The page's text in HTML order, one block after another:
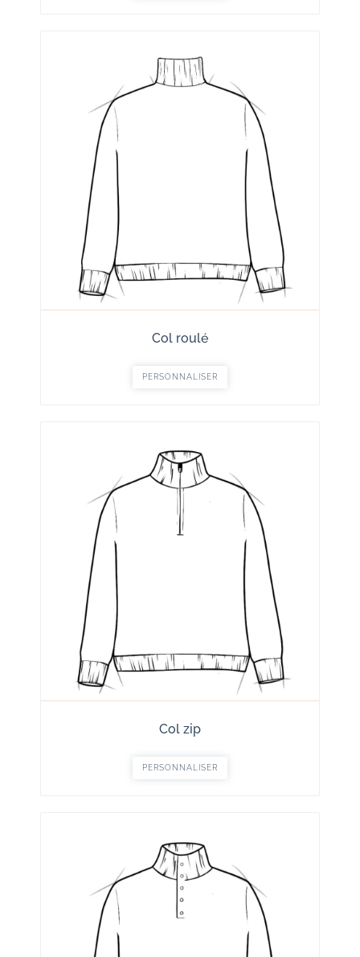
Col roulé
PERSONNALISER
Col zip
PERSONNALISER